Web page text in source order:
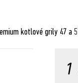
kotlové grily 47 a